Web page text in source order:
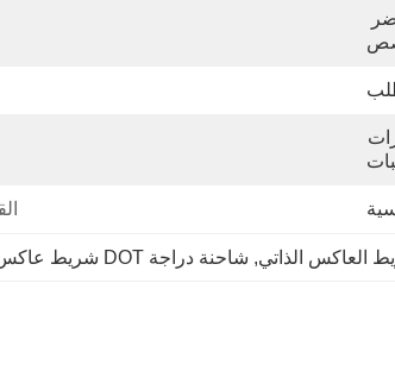
العاكس الذاتي, شاحنة دراجة DOT شريط عاكس